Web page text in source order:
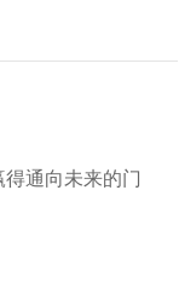
通向未来的门